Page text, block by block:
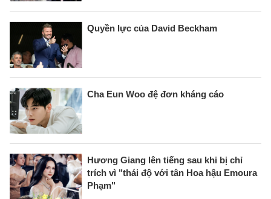
Quyền lực của David Beckham
Cha Eun Woo đệ đơn kháng cáo
Hương Giang lên tiếng sau khi bị chỉ
trích vì "thái độ với tân Hoa hậu Emoura
Phạm"